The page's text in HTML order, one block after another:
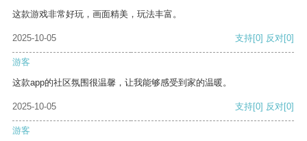
这款游戏非常好玩，画面精美，玩法丰富。
2025-10-05 支持[0] 反对[0]
游客
这款app的社区氛围很温馨，让我能够感受到家的温暖。
2025-10-05 支持[0] 反对[0]
游客